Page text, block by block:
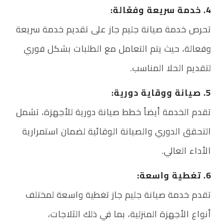
4. خدمة سريعة وفعّالة:
تحرص خدمة صيانة جليم جاز على تقديم خدمة سريعة
وفعالة، حيث يتم التعامل مع الطلبات بشكل فوري
لتقديم الحلا المناسب.
5. صيانة ووقاية دورية:
تقدم الخدمة أيضاً خطط صيانة دورية للأجهزة، تشمل
التحقق الدوري والصيانة الوقائية لضمان استمرارية
الأداء العالي.
6. تغطية واسعة:
تقدم خدمة صيانة جليم جاز تغطية واسعة لمختلف
أنواع الأجهزة المنزلية، بما في ذلك الثلاجات،